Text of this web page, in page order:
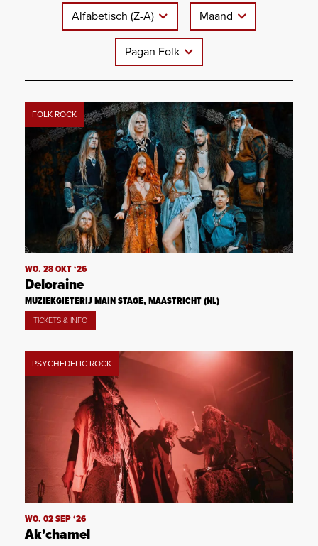
Alfabetisch (Z-A) Maand
Pagan Folk
FOLK ROCK
WO. 28 OKT ‘26
Deloraine
MUZIEKGIETERIJ MAIN STAGE, MAASTRICHT (NL)
TICKETS & INFO
PSYCHEDELIC ROCK
WO. 02 SEP ‘26
Ak'chamel